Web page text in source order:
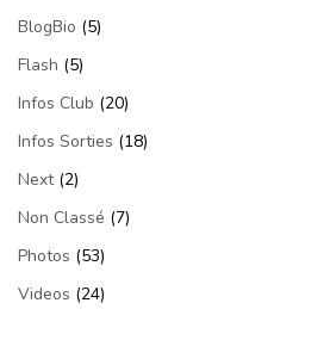
BlogBio (5)
Flash (5)
Infos Club (20)
Infos Sorties (18)
Next(2)
Non Classé (7)
Photos (53)
Videos (24)